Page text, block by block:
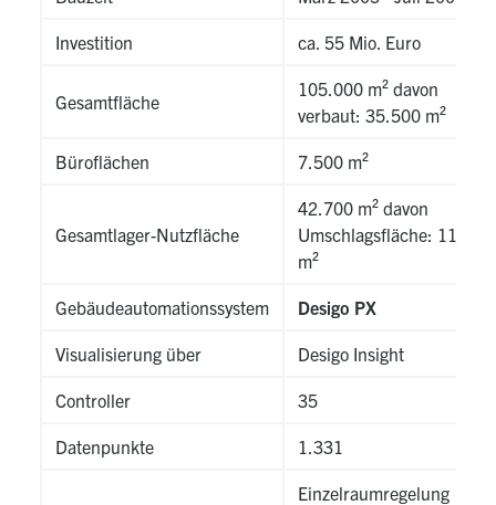
Investition ca. 55 Mio. Euro
Gesamtfläche
105.000 m² davon
verbaut: 35.500 m²
Büroflächen 7.500 m²
Gesamtlager-Nutzfläche
42.700 m² davon
Umschlagsfläche: 11.700
m²
Gebäudeautomationssystem Desigo PX
Visualisierung über Desigo Insight
Controller 35
Datenpunkte 1.331
Einzelraumregelung